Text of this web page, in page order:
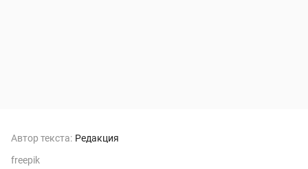
Автор текста: Редакция
freepik